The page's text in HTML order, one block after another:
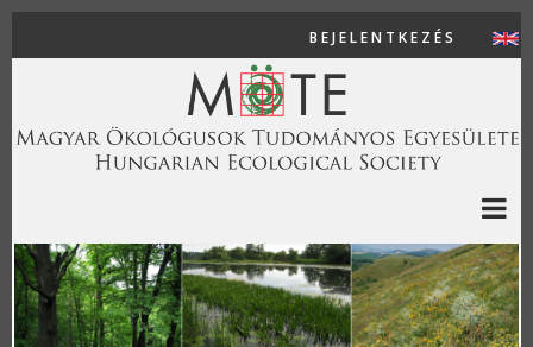
Ugrás a tartalomra
USER
BEJELENTKEZÉS